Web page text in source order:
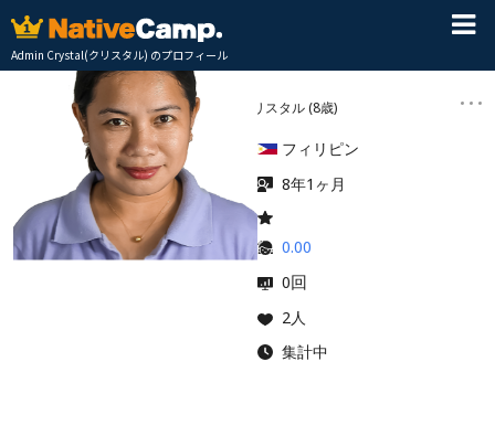
Admin Crystal(クリスタル) のプロフィール
Admin Crystal クリスタル(8歳)
フィリピン
8年1ヶ月
0.00
0回
2人
集計中